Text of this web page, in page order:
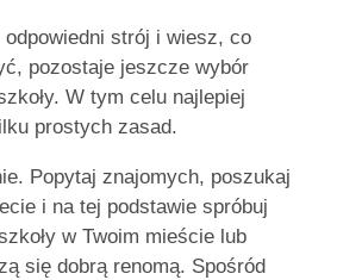
strój i wiesz, co
pozostaje jeszcze wybór
W tym celu najlepiej
prostych zasad.
Popytaj znajomych, poszukaj
i na tej podstawie spróbuj
w Twoim mieście lub
się dobrą renomą. Spośród